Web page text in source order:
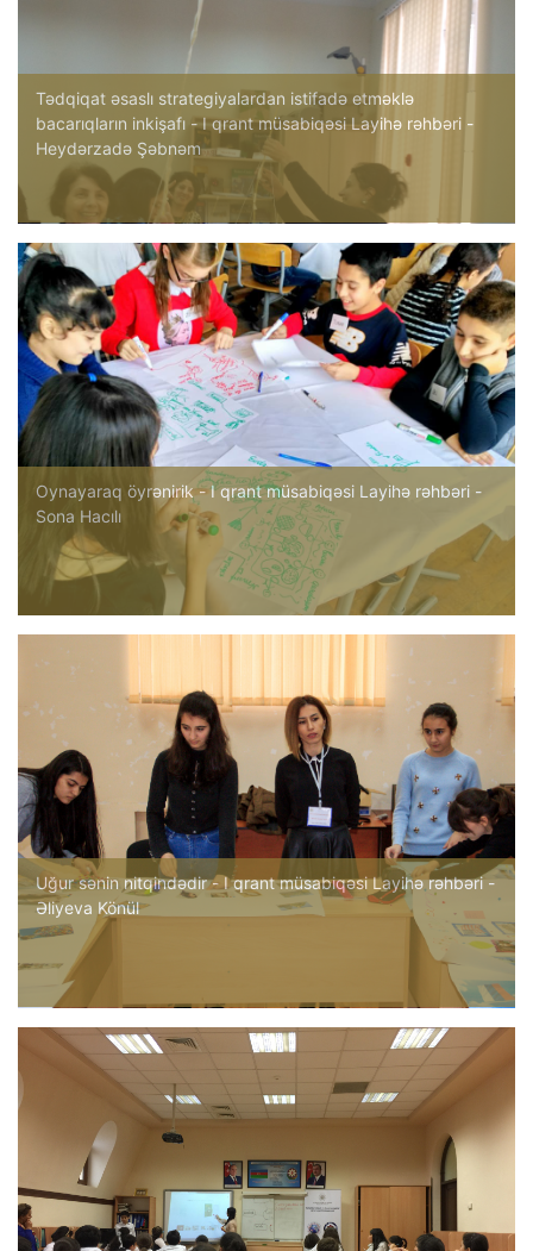
Tədqiqat əsaslı strategiyalardan istifadə etməklə
bacarıqların inkişafı - I qrant müsabiqəsi Layihə rəhbəri -
Heydərzadə Şəbnəm
Oynayaraq öyrənirik - I qrant müsabiqəsi Layihə rəhbəri -
Sona Hacılı
Uğur sənin nitqindədir - I qrant müsabiqəsi Layihə rəhbəri -
Əliyeva Könül